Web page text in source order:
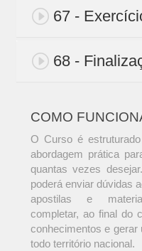
67 -
68 -
COMO
O Curso é
abordagem prática
quantas vezes
poderá enviar dúvidas
apostilas e
completar, ao final do
conhecimentos e
todo território nacional.